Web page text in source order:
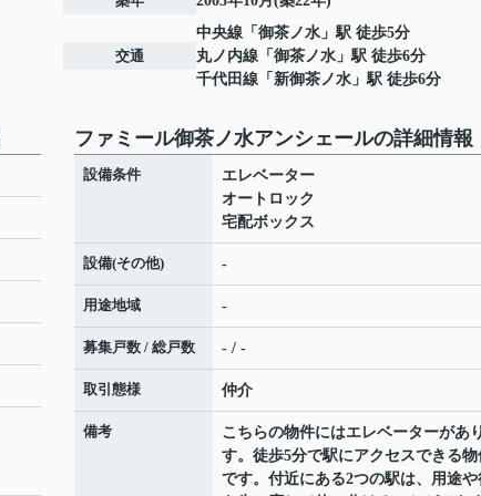
交通
中央線 「 御茶ノ水 」駅 徒歩5分
丸ノ内線 「 御茶ノ水 」駅 徒歩6分
千代田線 「 新御茶ノ水 」駅 徒歩6分
ファミール御茶ノ水アンシェールの詳細情報
設備条件
エレベーター
オートロック
宅配ボックス
設備(その他) -
用途地域 -
募集戸数 / 総戸数 - / -
取引態様 仲介
備考
こちらの物件にはエレベーターがあ
す。徒歩5分で駅にアクセスできる物
です。付近にある2つの駅は、用途や